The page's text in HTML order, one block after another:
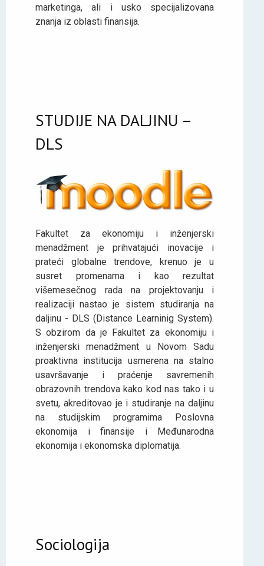
marketinga, ali i usko specijalizovana
znanja iz oblasti finansija.
STUDIJE NA DALJINU –
DLS
Fakultet za ekonomiju i inženjerski
menadžment je prihvatajući inovacije i
prateći globalne trendove, krenuo je u
susret promenama i kao rezultat
višemesečnog rada na projektovanju i
realizaciji nastao je sistem studiranja na
daljinu - DLS (Distance Learninig System).
S obzirom da je Fakultet za ekonomiju i
inženjerski menadžment u Novom Sadu
proaktivna institucija usmerena na stalno
usavršavanje i praćenje savremenih
obrazovnih trendova kako kod nas tako i u
svetu, akreditovao je i studiranje na daljinu
na studijskim programima Poslovna
ekonomija i finansije i Međunarodna
ekonomija i ekonomska diplomatija.
Sociologija